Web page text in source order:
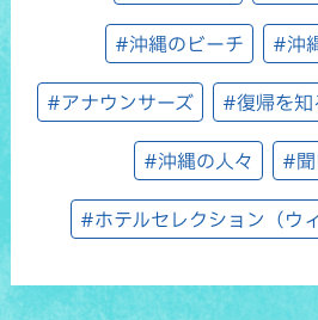
#沖縄のビーチ #沖
#アナウンサーズ #復帰を知
#沖縄の人々 #聞
#ホテルセレクション（ウ